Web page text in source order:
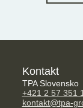
Kontakt
TPA Slovensko
+421 2 57 351
kontakt@tpa-